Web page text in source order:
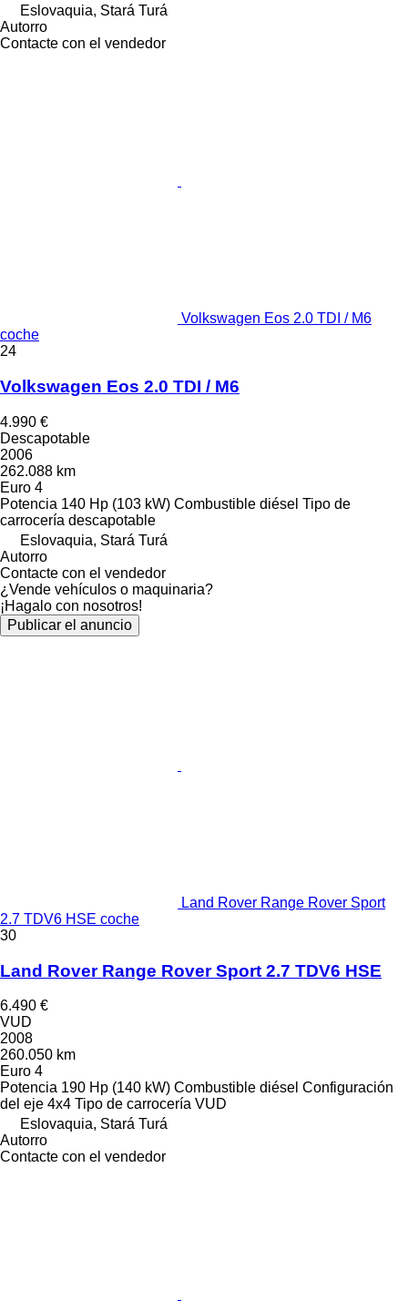
Eslovaquia, Stará Turá
Autorro
Contacte con el vendedor
Volkswagen Eos 2.0 TDI / M6
coche
24
Volkswagen Eos 2.0 TDI / M6
4.990 €
Descapotable
2006
262.088 km
Euro 4
Potencia 140 Hp (103 kW) Combustible diésel Tipo de
carrocería descapotable
Eslovaquia, Stará Turá
Autorro
Contacte con el vendedor
¿Vende vehículos o maquinaria?
¡Hagalo con nosotros!
Publicar el anuncio
Land Rover Range Rover Sport
2.7 TDV6 HSE coche
30
Land Rover Range Rover Sport 2.7 TDV6 HSE
6.490 €
VUD
2008
260.050 km
Euro 4
Potencia 190 Hp (140 kW) Combustible diésel Configuración
del eje 4x4 Tipo de carrocería VUD
Eslovaquia, Stará Turá
Autorro
Contacte con el vendedor